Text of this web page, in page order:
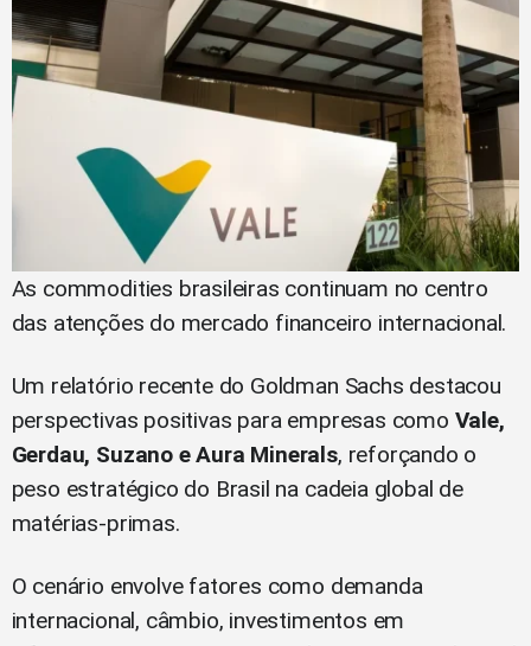
As commodities brasileiras continuam no centro
das atenções do mercado financeiro internacional.
Um relatório recente do Goldman Sachs destacou
perspectivas positivas para empresas como Vale,
Gerdau, Suzano e Aura Minerals, reforçando o
peso estratégico do Brasil na cadeia global de
matérias-primas.
O cenário envolve fatores como demanda
internacional, câmbio, investimentos em